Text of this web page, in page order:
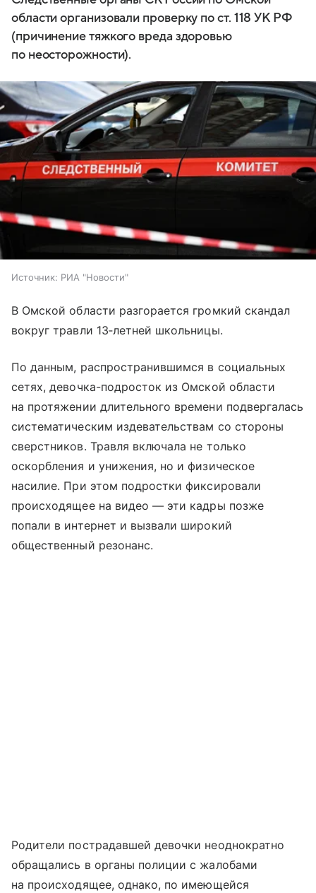
области организовали проверку по ст. 118 УК РФ
(причинение тяжкого вреда здоровью
по неосторожности).
Источник: РИА "Новости"
В Омской области разгорается громкий скандал
вокруг травли 13‑летней школьницы.
По данным, распространившимся в социальных
сетях, девочка-подросток из Омской области
на протяжении длительного времени подвергалась
систематическим издевательствам со стороны
сверстников. Травля включала не только
оскорбления и унижения, но и физическое
насилие. При этом подростки фиксировали
происходящее на видео — эти кадры позже
попали в интернет и вызвали широкий
общественный резонанс.
Родители пострадавшей девочки неоднократно
обращались в органы полиции с жалобами
на происходящее, однако, по имеющейся